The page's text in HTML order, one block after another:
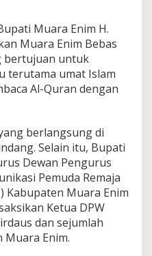
Muara Enim H.
Muara Enim Bebas
bertujuan untuk
terutama umat Islam
Al-Quran dengan
berlangsung di
Selain itu, Bupati
Dewan Pengurus
Pemuda Remaja
Kabupaten Muara Enim
Ketua DPW
dan sejumlah
Muara Enim.